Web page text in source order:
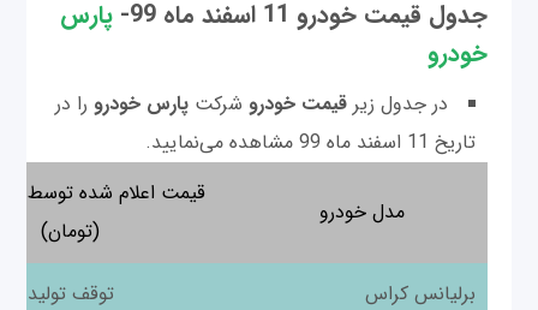
جدول قیمت خودرو 11 اسفند ماه 99-
پارس
خودرو
در جدول زیر قیمت خودرو شرکتپارس خودرو را در
تاریخ 11 اسفند ماه 99 مشاهده می‌نمایید.
مدل خودرو
قیمت اعلام شده توسط
(تومان)
برلیانس کراس توقف تولید